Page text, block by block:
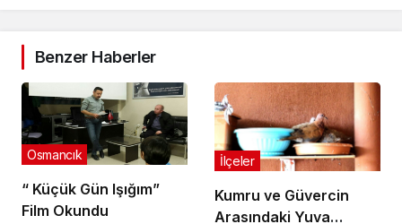
Benzer Haberler
“ Küçük Gün Işığım”
Film Okundu
Osmancık
Kumru ve Güvercin
Arasındaki Yuva
İlçeler